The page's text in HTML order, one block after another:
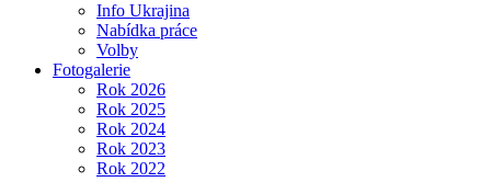
Info Ukrajina
Nabídka práce
Volby
Fotogalerie
Rok 2026
Rok 2025
Rok 2024
Rok 2023
Rok 2022